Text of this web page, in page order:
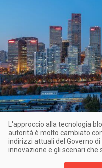
L'approccio alla tecnologia
autorità è molto cambiato
indirizzi attuali del Governo
innovazione e gli scenari che